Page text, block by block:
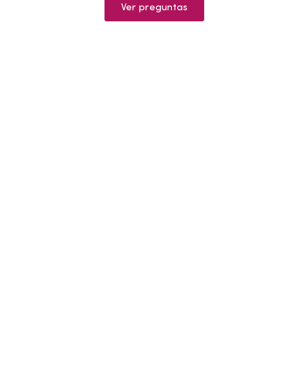
Ver preguntas